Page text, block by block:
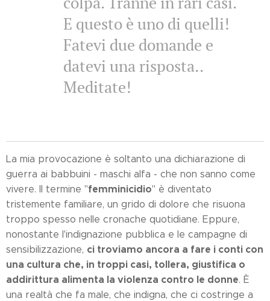
E questo è uno di quelli!
Fatevi due domande e
datevi una risposta..
Meditate!
La mia provocazione è soltanto una dichiarazione di
guerra ai babbuini - maschi alfa - che non sanno come
vivere. Il termine "femminicidio" è diventato
tristemente familiare, un grido di dolore che risuona
troppo spesso nelle cronache quotidiane. Eppure,
nonostante l'indignazione pubblica e le campagne di
sensibilizzazione, ci troviamo ancora a fare i conti con
una cultura che, in troppi casi, tollera, giustifica o
addirittura alimenta la violenza contro le donne. È
una realtà che fa male, che indigna, che ci costringe a